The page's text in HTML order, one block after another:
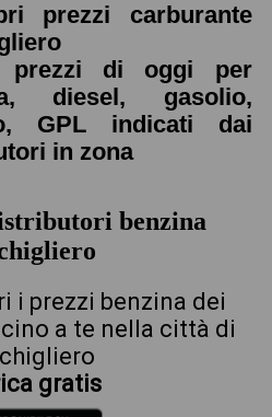
prezzi carburante
di oggi per
diesel, gasolio,
GPL indicati dai
in zona
benzina
i prezzi benzina dei
a te nella città di
gratis